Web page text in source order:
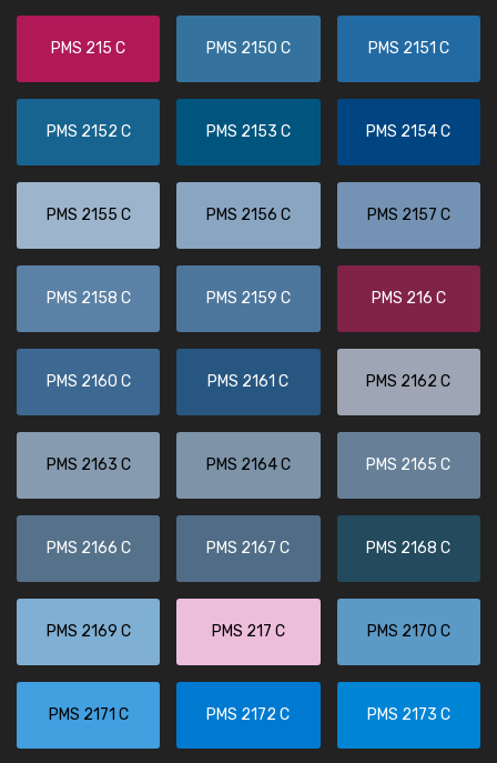
PMS 215 C PMS 2150 C PMS 2151 C
PMS 2152 C PMS 2153 C PMS 2154 C
PMS 2155 C PMS 2156 C PMS 2157 C
PMS 2158 C PMS 2159 C PMS 216 C
PMS 2160 C PMS 2161 C PMS 2162 C
PMS 2163 C PMS 2164 C PMS 2165 C
PMS 2166 C PMS 2167 C PMS 2168 C
PMS 2169 C PMS 217 C PMS 2170 C
PMS 2171 C PMS 2172 C PMS 2173 C